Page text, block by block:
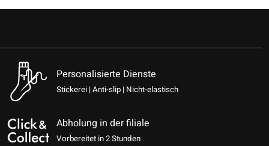
Personalisierte Dienste
Stickerei | Anti-slip | Nicht-elastisch
Abholung in der filiale
Vorbereitet in 2 Stunden